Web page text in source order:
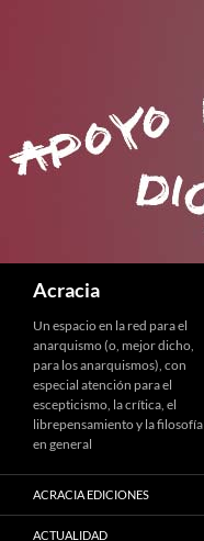
Acracia
Un espacio en la red para el
anarquismo (o, mejor dicho,
para los anarquismos), con
especial atención para el
escepticismo, la crítica, el
librepensamiento y la filosofía
en general
ACRACIA EDICIONES
ACTUALIDAD